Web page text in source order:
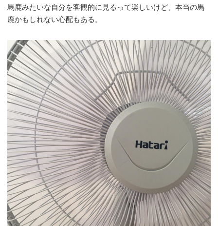
馬鹿みたいな自分を客観的に見るって楽しいけど、本当の馬
鹿かもしれない心配もある。